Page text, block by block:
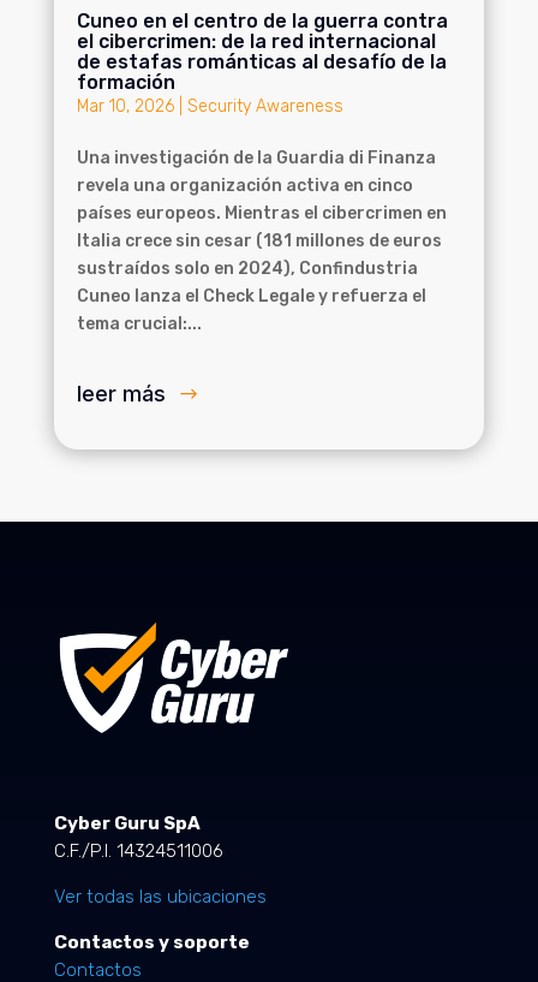
Cuneo en el centro de la guerra contra
el cibercrimen: de la red internacional
de estafas románticas al desafío de la
formación
Mar 10, 2026| Security Awareness
Una investigación de la Guardia di Finanza
revela una organización activa en cinco
países europeos. Mientras el cibercrimen en
Italia crece sin cesar (181 millones de euros
sustraídos solo en 2024), Confindustria
Cuneo lanza el Check Legale y refuerza el
tema crucial:...
leer más
Cyber Guru SpA
C.F./P.I. 14324511006
Ver todas las ubicaciones
Contactos y soporte
Contactos